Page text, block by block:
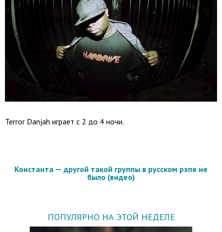
Terror Danjah играет с 2 до 4 ночи.
Константа — другой такой группы в русском рэпе не
было (видео)
ПОПУЛЯРНО НА ЭТОЙ НЕДЕЛЕ